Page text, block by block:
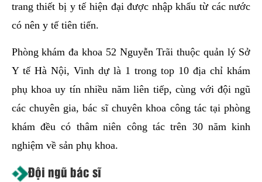
trang thiết bị y tế hiện đại được nhập khẩu từ các nước
có nên y tế tiên tiến.
Phòng khám đa khoa 52 Nguyễn Trãi thuộc quản lý Sở
Y tế Hà Nội, Vinh dự là 1 trong top 10 địa chỉ khám
phụ khoa uy tín nhiều năm liên tiếp, cùng với đội ngũ
các chuyên gia, bác sĩ chuyên khoa công tác tại phòng
khám đều có thâm niên công tác trên 30 năm kinh
nghiệm về sản phụ khoa.
Đội ngũ bác sĩ